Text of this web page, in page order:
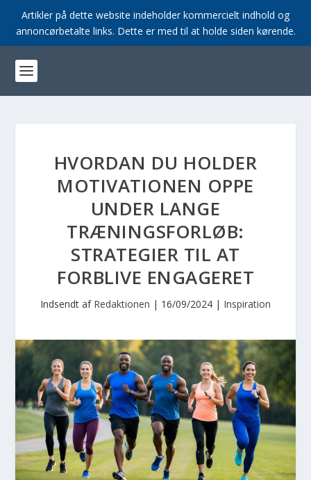
Artikler på dette website indeholder kommercielt indhold og
annoncørbetalte links. Dette er med til at holde siden kørende.
HVORDAN DU HOLDER
MOTIVATIONEN OPPE
UNDER LANGE
TRÆNINGSFORLØB:
STRATEGIER TIL AT
FORBLIVE ENGAGERET
Indsendt af Redaktionen | 16/09/2024 | Inspiration